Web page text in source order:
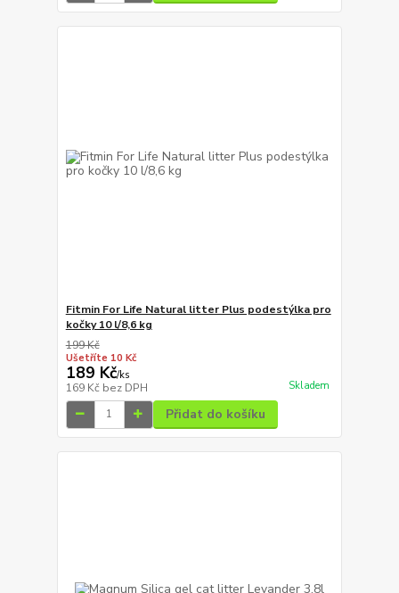
Fitmin For Life Natural litter Plus podestýlka pro
kočky 10 l/8,6 kg
199 Kč
Ušetříte 10 Kč
189 Kč/ks
169 Kč bez DPH Skladem
Přidat do košíku